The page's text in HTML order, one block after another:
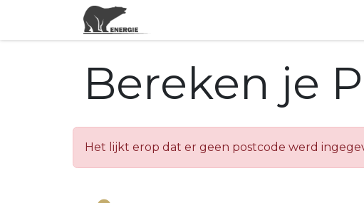
Bereken je
Het lijkt erop dat er geen postcode werd